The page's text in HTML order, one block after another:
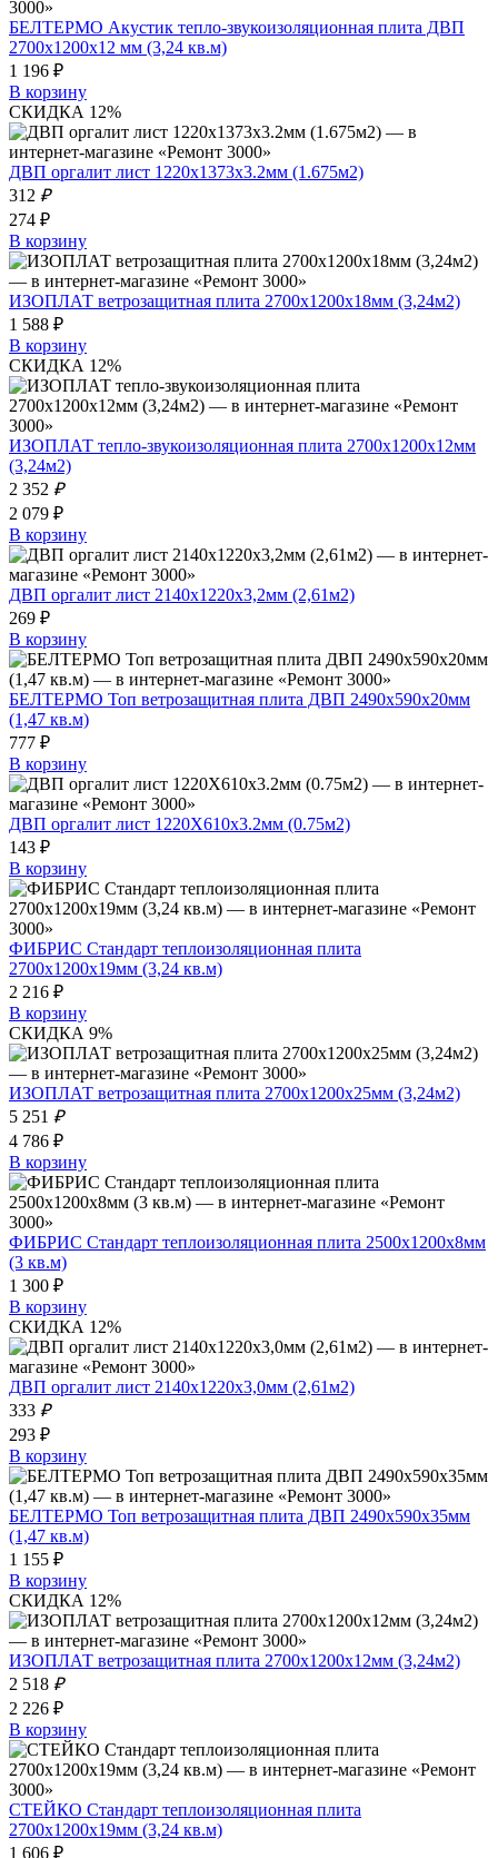
БЕЛТЕРМО Акустик тепло-звукоизоляционная плита ДВП
2700х1200х12 мм (3,24 кв.м)
1 196 ₽
В корзину
СКИДКА 12%
ДВП оргалит лист 1220x1373x3.2мм (1.675м2)
312 ₽
274 ₽
В корзину
ИЗОПЛАТ ветрозащитная плита 2700х1200х18мм (3,24м2)
1 588 ₽
В корзину
СКИДКА 12%
ИЗОПЛАТ тепло-звукоизоляционная плита 2700х1200х12мм
(3,24м2)
2 352 ₽
2 079 ₽
В корзину
ДВП оргалит лист 2140х1220х3,2мм (2,61м2)
269 ₽
В корзину
БЕЛТЕРМО Toп ветрозащитная плита ДВП 2490х590х20мм
(1,47 кв.м)
777 ₽
В корзину
ДВП оргалит лист 1220X610х3.2мм (0.75м2)
143 ₽
В корзину
ФИБРИС Стандарт теплоизоляционная плита
2700х1200х19мм (3,24 кв.м)
2 216 ₽
В корзину
СКИДКА 9%
ИЗОПЛАТ ветрозащитная плита 2700х1200х25мм (3,24м2)
5 251 ₽
4 786 ₽
В корзину
ФИБРИС Стандарт теплоизоляционная плита 2500х1200х8мм
(3 кв.м)
1 300 ₽
В корзину
СКИДКА 12%
ДВП оргалит лист 2140х1220х3,0мм (2,61м2)
333 ₽
293 ₽
В корзину
БЕЛТЕРМО Toп ветрозащитная плита ДВП 2490х590х35мм
(1,47 кв.м)
1 155 ₽
В корзину
СКИДКА 12%
ИЗОПЛАТ ветрозащитная плита 2700х1200х12мм (3,24м2)
2 518 ₽
2 226 ₽
В корзину
СТЕЙКО Стандарт теплоизоляционная плита
2700х1200х19мм (3,24 кв.м)
1 606 ₽